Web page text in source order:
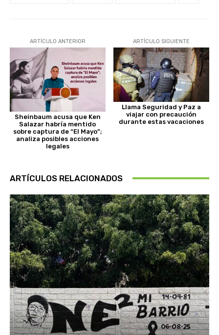
ARTÍCULO ANTERIOR
Sheinbaum acusa que Ken
Salazar habría mentido
sobre captura de “El Mayo”;
analiza posibles acciones
legales
ARTÍCULO SIGUIENTE
Llama Seguridad y Paz a
viajar con precaución
durante estas vacaciones
ARTÍCULOS RELACIONADOS